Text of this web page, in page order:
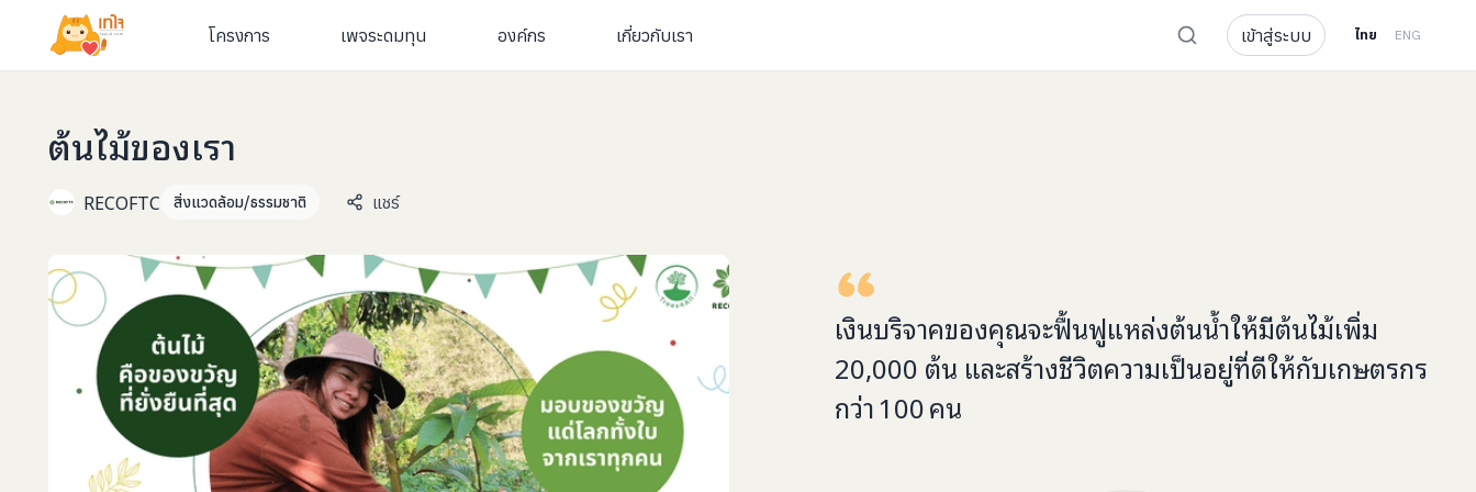
โครงการ เพจระดมทุน องค์กร เกี่ยวกับเรา เข้าสู่ระบบ ไทย ENG
ต้นไม้ของเรา
RECOFTC สิ่งแวดล้อม/ธรรมชาติ แชร์
เงินบริจาคของคุณจะฟื้นฟูแหล่งต้นน้ำให้มีต้นไม้เพิ่ม
20,000 ต้น และสร้างชีวิตความเป็นอยู่ที่ดีให้กับเกษตรกร
กว่า100คน